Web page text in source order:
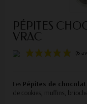
PÉPITES
VRAC
Les Pépites de
de cookies, muffins,